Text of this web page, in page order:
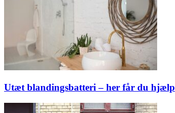
Utæt blandingsbatteri – her får du hjælp